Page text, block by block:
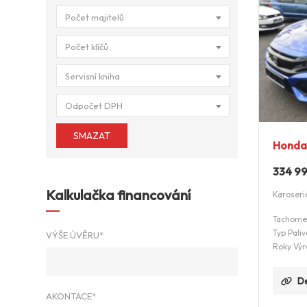
Počet majitelů
Počet klíčů
Servisní kniha
Odpočet DPH
SMAZAT
Kalkulačka financování
VÝŠE ÚVĚRU*
AKONTACE*
334
Typ
Roky